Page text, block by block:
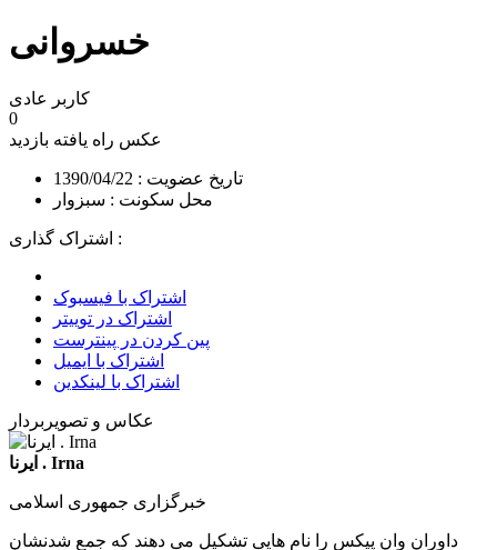
خسروانی
کاربر عادی
0
عکس راه یافته بازدید
تاریخ عضویت : 1390/04/22
محل سکونت : سبزوار
اشتراک گذاری :
اشتراک با فیسبوک
اشتراک در توییتر
پین کردن در پینترست
اشتراک با ایمیل
اشتراک با لینکدین
عکاس و تصویربردار
ایرنا . Irna
خبرگزاری جمهوری اسلامی
داوران وان پیکس را نام هایی تشکیل می دهند که جمع شدنشان